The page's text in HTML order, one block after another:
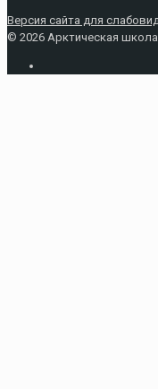
Версия сайта для
© 2026 Арктическая школа